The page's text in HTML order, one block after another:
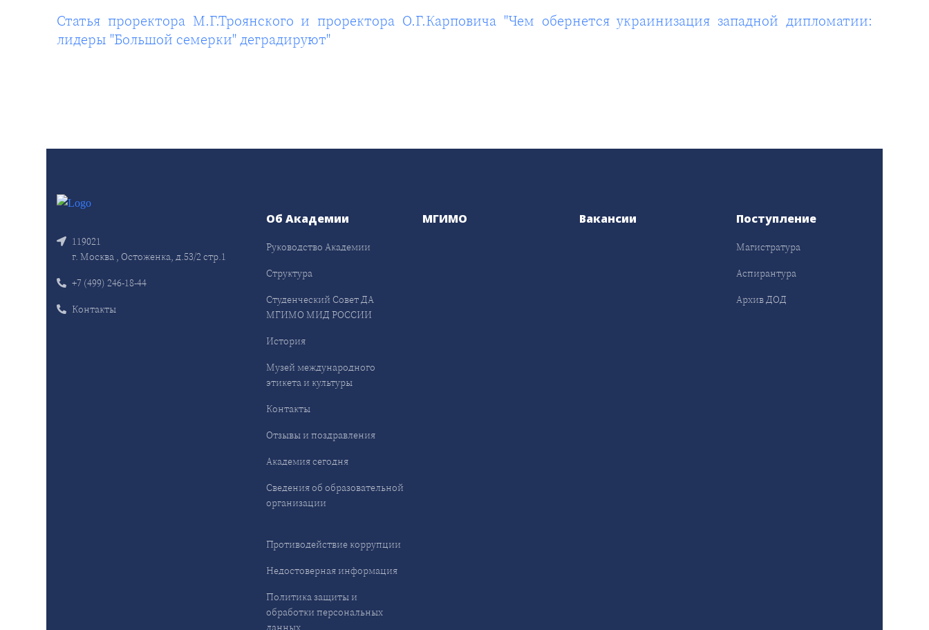
Статья проректора М.Г.Троянского и проректора О.Г.Карповича "Чем обернется украинизация западной дипломатии:
лидеры "Большой семерки" деградируют"
119021
г. Москва , Остоженка, д.53/2 стр.1
+7 (499) 246-18-44
Контакты
Об Академии
Руководство Академии
Структура
Студенческий Совет ДА
МГИМО МИД РОССИИ
История
Музей международного
этикета и культуры
Контакты
Отзывы и поздравления
Академия сегодня
Сведения об образовательной
организации
Противодействие коррупции
Недостоверная информация
Политика защиты и
обработки персональных
данных
МГИМО Вакансии Поступление
Магистратура
Аспирантура
Архив ДОД